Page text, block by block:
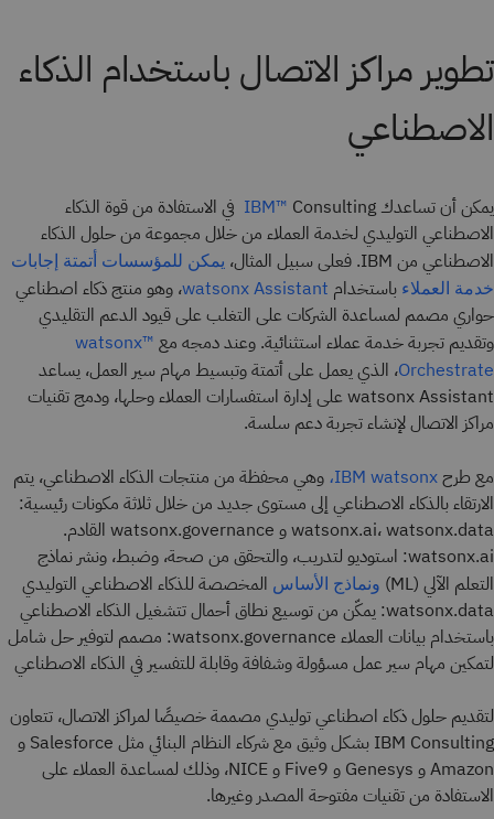
تطوير مراكز الاتصال باستخدام الذكاء
الاصطناعي
يمكن أن تساعدك IBM™
Consulting في الاستفادة من قوة الذكاء
الاصطناعي التوليدي لخدمة العملاء من خلال مجموعة من حلول الذكاء
الاصطناعي من IBM. فعلى سبيل المثال،
يمكن للمؤسسات أتمتة إجابات
خدمة العملاء باستخدام watsonx Assistant، وهو منتج ذكاء اصطناعي
حواري مصمم لمساعدة الشركات على التغلب على قيود الدعم التقليدي
وتقديم تجربة خدمة عملاء استثنائية. وعند دمجه مع ™
watsonx
Orchestrate، الذي يعمل على أتمتة وتبسيط مهام سير العمل، يساعد
watsonx Assistant على إدارة استفسارات العملاء وحلها، ودمج تقنيات
مراكز الاتصال لإنشاء تجربة دعم سلسة.
مع طرح IBM watsonx، وهي محفظة من منتجات الذكاء الاصطناعي، يتم
الارتقاء بالذكاء الاصطناعي إلى مستوى جديد من خلال ثلاثة مكونات رئيسية:
watsonx.ai، watsonx.data و watsonx.governance القادم.
watsonx.ai: استوديو لتدريب، والتحقق من صحة، وضبط، ونشر نماذج
التعلم الآلي (ML)
ونماذج الأساس المخصصة للذكاء الاصطناعي التوليدي
watsonx.data: يمكّن من توسيع نطاق أحمال تتشغيل الذكاء الاصطناعي
باستخدام بيانات العملاء watsonx.governance: مصمم لتوفير حل شامل
لتمكين مهام سير عمل مسؤولة وشفافة وقابلة للتفسير في الذكاء الاصطناعي
لتقديم حلول ذكاء اصطناعي توليدي مصممة خصيصًا لمراكز الاتصال، تتعاون
IBM Consulting بشكل وثيق مع شركاء النظام البنائي مثل Salesforce و
Amazon و Genesys و Five9 و NICE، وذلك لمساعدة العملاء على
الاستفادة من تقنيات مفتوحة المصدر وغيرها.